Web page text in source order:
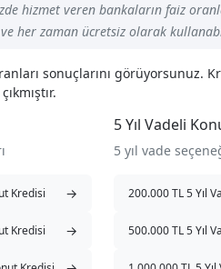
hizmet veren bankaların faiz
her zaman ücretsiz olarak
sonuçlarını görüyorsunuz.
Kredisi →
Kredisi →
5 Yıl Vadeli
5 yıl vade
200.000 TL 5 Yıl
500.000 TL 5 Yıl